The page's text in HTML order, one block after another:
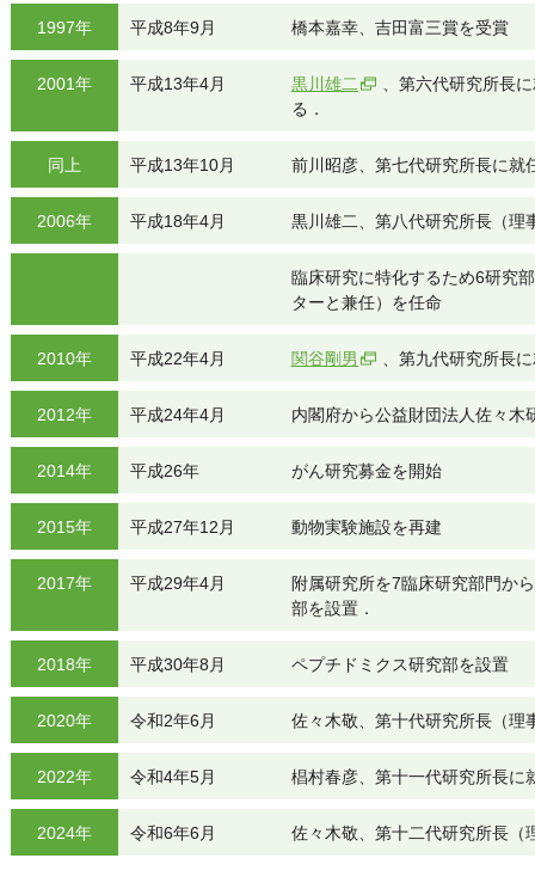
1997年 平成8年9月 橋本嘉幸、吉田富三賞を受賞
2001年 平成13年4月 黒川雄二
、第六代研究所長
る．
同上 平成13年10月 前川昭彦、第七代研究所長に就
2006年 平成18年4月 黒川雄二、第八代研究所長（理
臨床研究に特化するため6研究
ターと兼任）を任命
2010年 平成22年4月 関谷剛男 、第九代研究所長
2012年 平成24年4月 内閣府から公益財団法人佐々木
2014年 平成26年 がん研究募金を開始
2015年 平成27年12月 動物実験施設を再建
2017年 平成29年4月
附属研究所を7臨床研究部門か
部を設置．
2018年 平成30年8月 ペプチドミクス研究部を設置
2020年 令和2年6月 佐々木敬、第十代研究所長（理
2022年 令和4年5月 椙村春彦、第十一代研究所長に
2024年 令和6年6月 佐々木敬、第十二代研究所長（